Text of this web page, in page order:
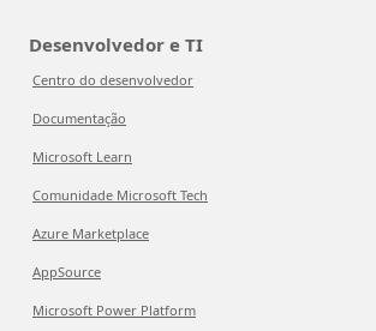
Desenvolvedor e TI
Centro do desenvolvedor
Documentação
Microsoft Learn
Comunidade Microsoft Tech
Azure Marketplace
AppSource
Microsoft Power Platform